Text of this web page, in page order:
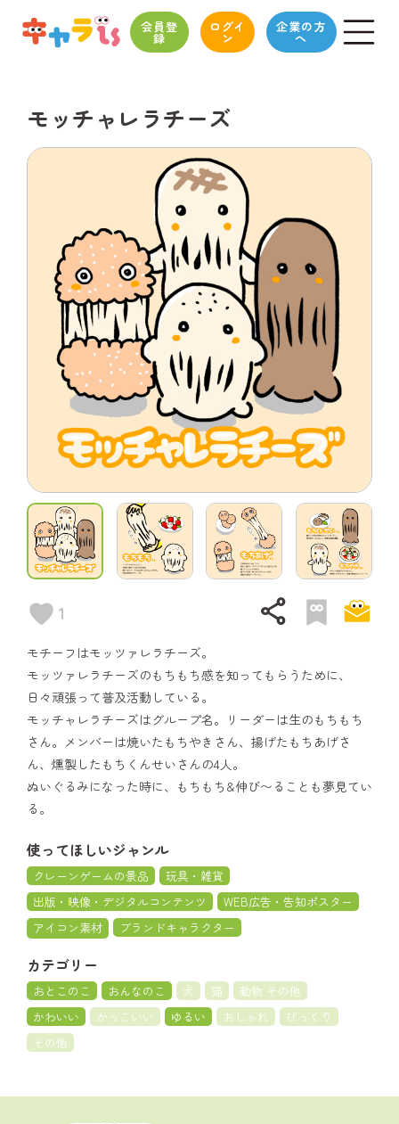
会員登
録
ログイ
ン
企業の方
へ
モッチャレラチーズ
1 share
モチーフはモッツァレラチーズ。
モッツァレラチーズのもちもち感を知ってもらうために、
日々頑張って普及活動している。
モッチャレラチーズはグループ名。リーダーは生のもちもち
さん。メンバーは焼いたもちやきさん、揚げたもちあげさ
ん、燻製したもちくんせいさんの4人。
ぬいぐるみになった時に、もちもち&伸び〜ることも夢見てい
る。
使ってほしいジャンル
クレーンゲームの景品
玩具・雑貨
出版・映像・デジタルコンテンツ
WEB広告・告知ポスター
アイコン素材
ブランドキャラクター
カテゴリー
おとこのこ おんなのこ 犬 猫
動物 その他
かわいい
かっこいい ゆるい おしゃれ
びっくり
その他